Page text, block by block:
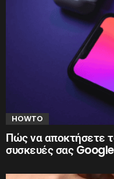
HOWTO
Πώς να αποκτήσετε
συσκευές σας